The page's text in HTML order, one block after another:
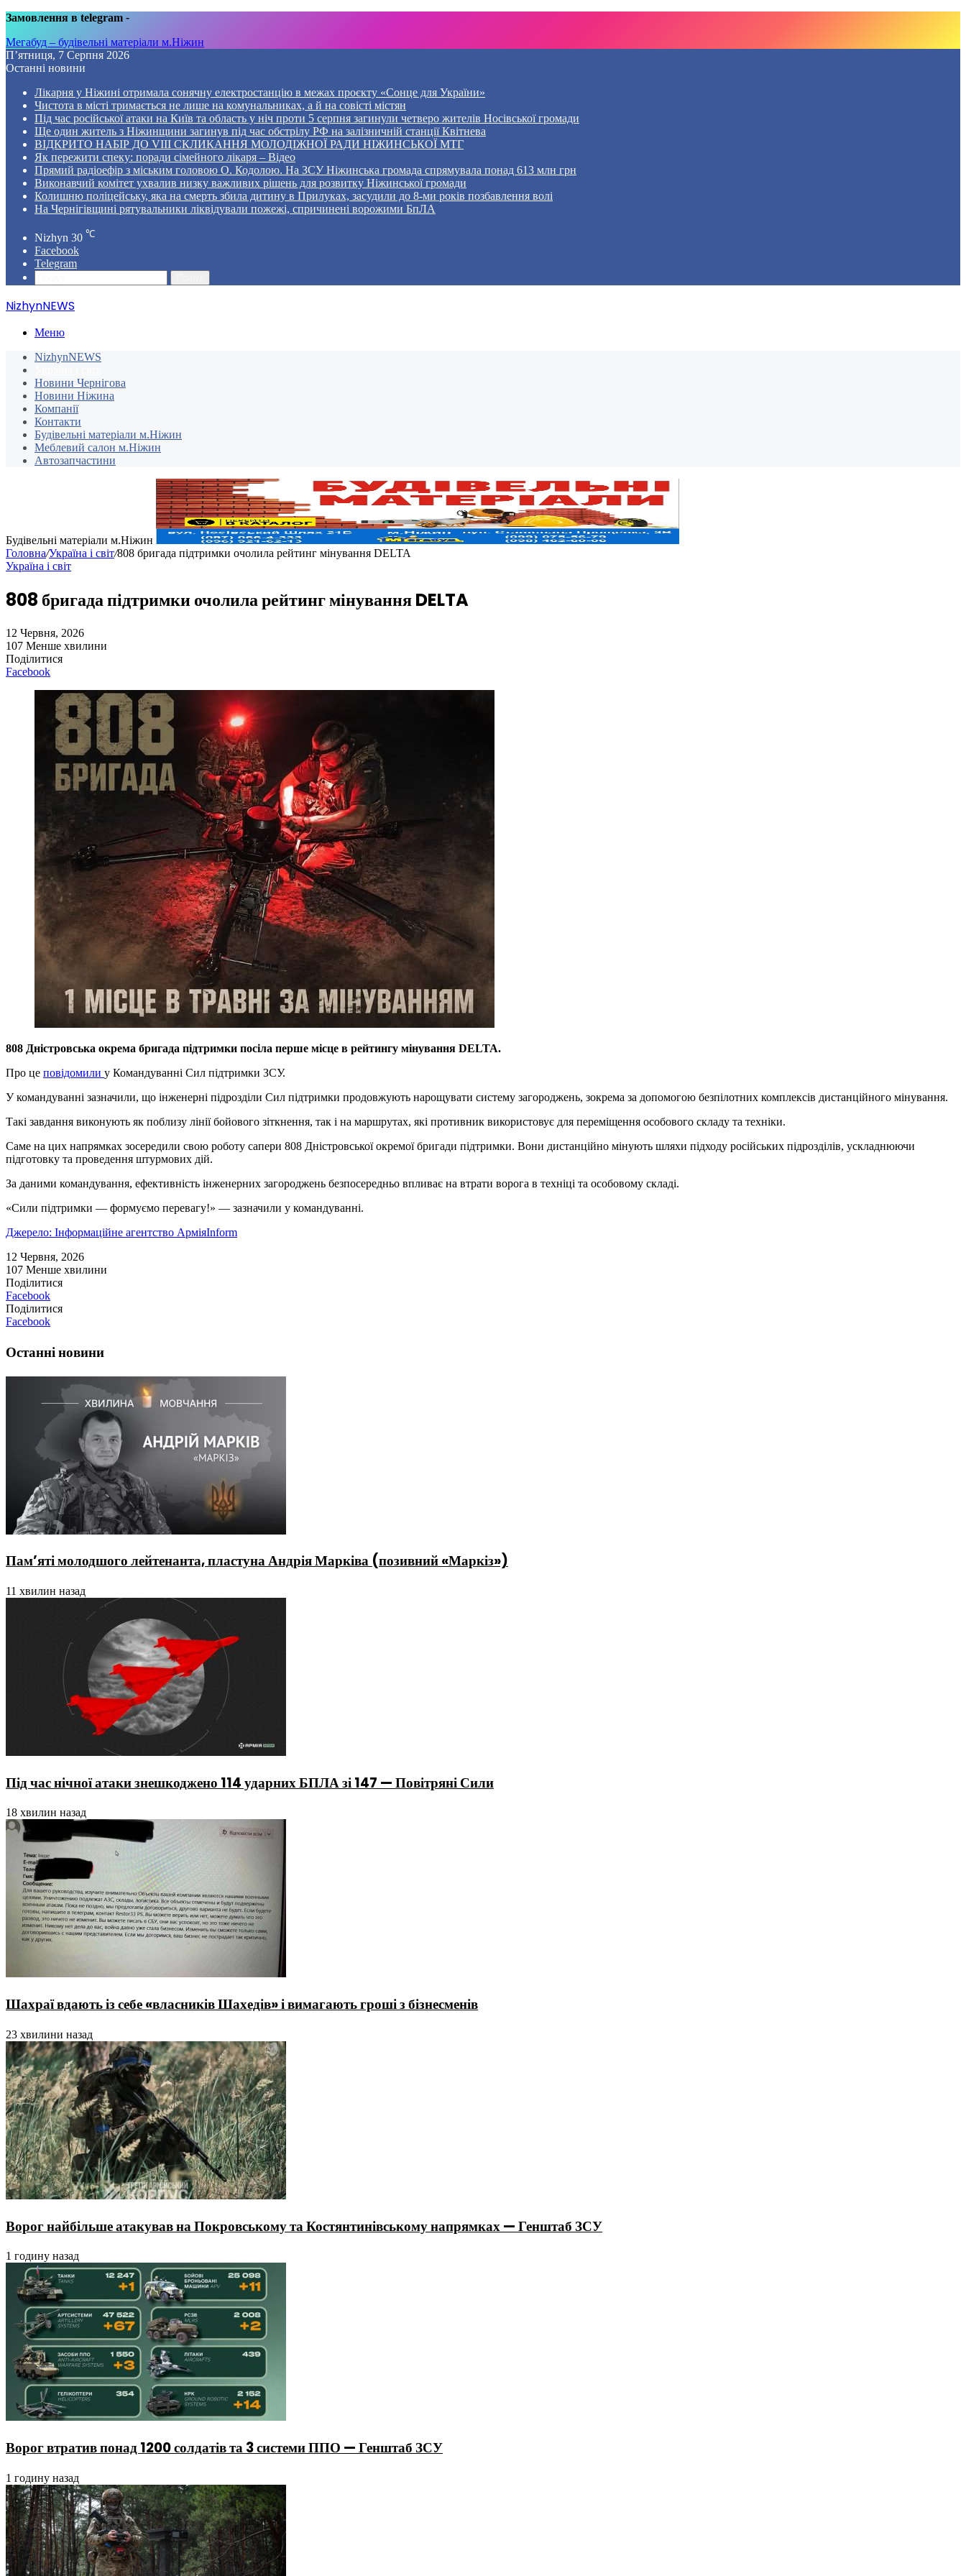
Замовлення в telegram -
Мегабуд – будівельні матеріали м.Ніжин
П’ятниця, 7 Серпня 2026
Останні новини
Лікарня у Ніжині отримала сонячну електростанцію в межах проєкту «Сонце для України»
Чистота в місті тримається не лише на комунальниках, а й на совісті містян
Під час російської атаки на Київ та область у ніч проти 5 серпня загинули четверо жителів Носівської громади
Ще один житель з Ніжинщини загинув під час обстрілу РФ на залізничній станції Квітнева
ВІДКРИТО НАБІР ДО VIII СКЛИКАННЯ МОЛОДІЖНОЇ РАДИ НІЖИНСЬКОЇ МТГ
Як пережити спеку: поради сімейного лікаря – Відео
Прямий радіоефір з міським головою О. Кодолою. На ЗСУ Ніжинська громада спрямувала понад 613 млн грн
Виконавчий комітет ухвалив низку важливих рішень для розвитку Ніжинської громади
Колишню поліцейську, яка на смерть збила дитину в Прилуках, засудили до 8-ми років позбавлення волі
На Чернігівщині рятувальники ліквідували пожежі, спричинені ворожими БпЛА
Nizhyn 30 ℃
Facebook
Telegram
NizhynNEWS
Меню
NizhynNEWS
Новини Чернігова
Новини Ніжина
Компанії
Контакти
Будівельні матеріали м.Ніжин
Меблевий салон м.Ніжин
Автозапчастини
Будівельні матеріали м.Ніжин
Головна/Україна і світ/808 бригада підтримки очолила рейтинг мінування DELTA
Україна і світ
808 бригада підтримки очолила рейтинг мінування DELTA
12 Червня, 2026
107 Менше хвилини
Поділитися
Facebook
808 Дністровська окрема бригада підтримки посіла перше місце в рейтингу мінування DELTA.
Про це повідомили у Командуванні Сил підтримки ЗСУ.
У командуванні зазначили, що інженерні підрозділи Сил підтримки продовжують нарощувати систему загороджень, зокрема за допомогою безпілотних комплексів дистанційного мінування.
Такі завдання виконують як поблизу лінії бойового зіткнення, так і на маршрутах, які противник використовує для переміщення особового складу та техніки.
Саме на цих напрямках зосередили свою роботу сапери 808 Дністровської окремої бригади підтримки. Вони дистанційно мінують шляхи підходу російських підрозділів, ускладнюючи
підготовку та проведення штурмових дій.
За даними командування, ефективність інженерних загороджень безпосередньо впливає на втрати ворога в техніці та особовому складі.
«Сили підтримки — формуємо перевагу!» — зазначили у командуванні.
Джерело: Інформаційне агентство АрміяInform
12 Червня, 2026
107 Менше хвилини
Поділитися
Facebook
Поділитися
Facebook
Останні новини
Пам’яті молодшого лейтенанта, пластуна Андрія Марківа (позивний «Маркіз»)
11 хвилин назад
Під час нічної атаки знешкоджено 114 ударних БПЛА зі 147 — Повітряні Сили
18 хвилин назад
Шахраї вдають із себе «власників Шахедів» і вимагають гроші з бізнесменів
23 хвилини назад
Ворог найбільше атакував на Покровському та Костянтинівському напрямках — Генштаб ЗСУ
1 годину назад
Ворог втратив понад 1200 солдатів та 3 системи ППО — Генштаб ЗСУ
1 годину назад